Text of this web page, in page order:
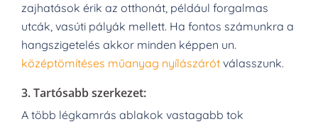
zajhatások érik az otthonát, például forgalmas
utcák, vasúti pályák mellett. Ha fontos számunkra a
hangszigetelés akkor minden képpen un.
középtömítéses műanyag nyílászárót válasszunk.
3.Tartósabb szerkezet:
A több légkamrás ablakok vastagabb tok